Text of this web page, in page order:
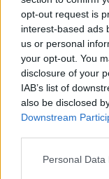
opt-out request is
interest-based ads
us or personal
your opt-out. You
disclosure of your
IAB’s list of
also be disclosed
Downstream
Please note that
Personal
Πολιτική|
Φωτήλας
στο αμάξι
«Τέσσερις
τζάμι και